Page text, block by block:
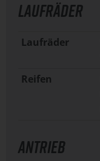
LAUFRÄDER
Laufräder
Reifen
ANTRIEB